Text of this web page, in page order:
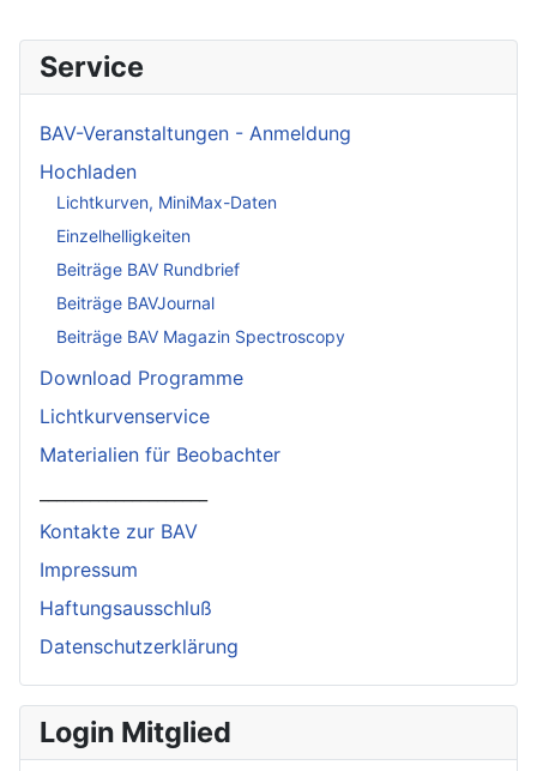
Service
BAV-Veranstaltungen - Anmeldung
Hochladen
Lichtkurven, MiniMax-Daten
Einzelhelligkeiten
Beiträge BAV Rundbrief
Beiträge BAVJournal
Beiträge BAV Magazin Spectroscopy
Download Programme
Lichtkurvenservice
Materialien für Beobachter
Kontakte zur BAV
Impressum
Haftungsausschluß
Datenschutzerklärung
Login Mitglied